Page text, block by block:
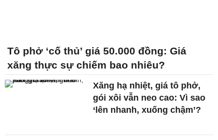
Tô phở ‘cố thủ’ giá 50.000 đồng: Giá
xăng thực sự chiếm bao nhiêu?
Xăng hạ nhiệt, giá tô phở,
gói xôi vẫn neo cao: Vì sao
‘lên nhanh, xuống chậm’?